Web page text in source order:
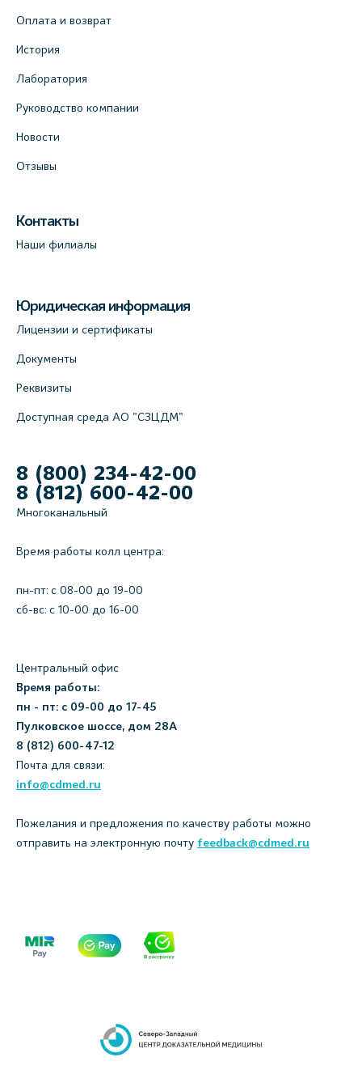
Оплата и возврат
История
Лаборатория
Руководство компании
Новости
Отзывы
Контакты
Наши филиалы
Юридическая информация
Лицензии и сертификаты
Документы
Реквизиты
Доступная среда АО "СЗЦДМ"
8 (800) 234-42-00
8 (812) 600-42-00
Многоканальный
Время работы колл центра:
пн-пт: c 08-00 до 19-00
сб-вс: с 10-00 до 16-00
Центральный офис
Время работы:
пн - пт: с 09-00 до 17-45
Пулковское шоссе, дом 28А
8 (812) 600-47-12
Почта для связи:
info@cdmed.ru
Пожелания и предложения по качеству работы можно
отправить на электронную почту feedback@cdmed.ru